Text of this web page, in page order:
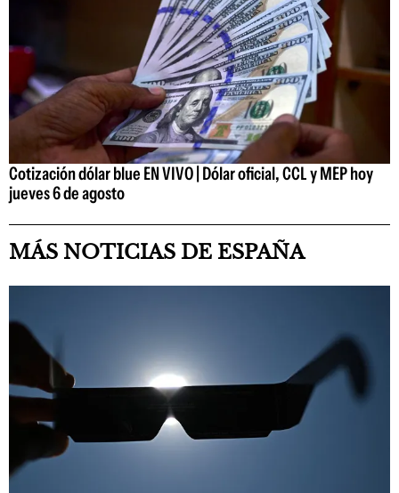
Cotización dólar blue EN VIVO | Dólar oficial, CCL y MEP hoy
jueves 6 de agosto
MÁS NOTICIAS DE ESPAÑA